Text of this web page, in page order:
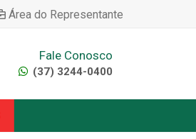
Área do Representante
Fale Conosco
(37) 3244-0400